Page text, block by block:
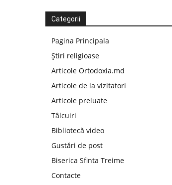
Categorii
Pagina Principala
Știri religioase
Articole Ortodoxia.md
Articole de la vizitatori
Articole preluate
Tâlcuiri
Bibliotecă video
Gustări de post
Biserica Sfinta Treime
Contacte